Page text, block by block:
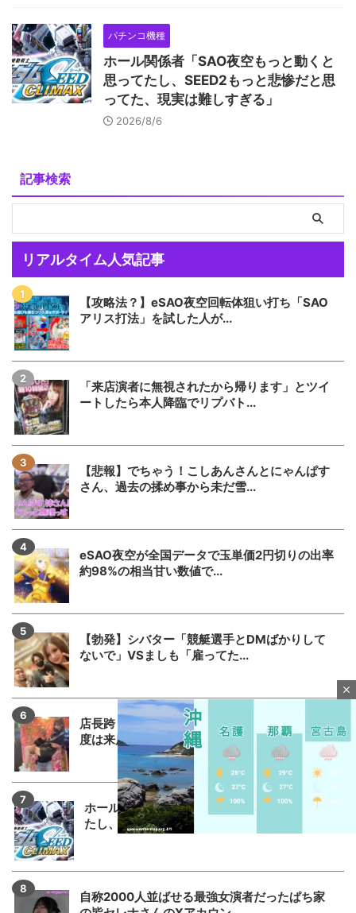
パチンコ機種
ホール関係者「SAO夜空もっと動くと
思ってたし、SEED2もっと悲惨だと思
ってた、現実は難しすぎる」
2026/8/6
記事検索
リアルタイム人気記事
【攻略法？】eSAO夜空回転体狙い打ち「SAO
アリス打法」を試した人が...
「来店演者に無視されたから帰ります」とツイ
ートしたら本人降臨でリプバト...
【悲報】でちゃう！こしあんさんとにゃんぱす
さん、過去の揉め事から未だ雪...
eSAO夜空が全国データで玉単価2円切りの出率
約98%の相当甘い数値で...
【勃発】シバター「競艇選手とDMばかりして
ないで」VSましも「雇ってた...
店長跨り画像で話題になった女性演者さん、今
度は来店先で他の演者さんにお...
ホール関係者「SAO夜空もっと動くと思って
たし、SEED2もっと悲惨だ...
自称2000人並ばせる最強女演者だったぱち家
close
u